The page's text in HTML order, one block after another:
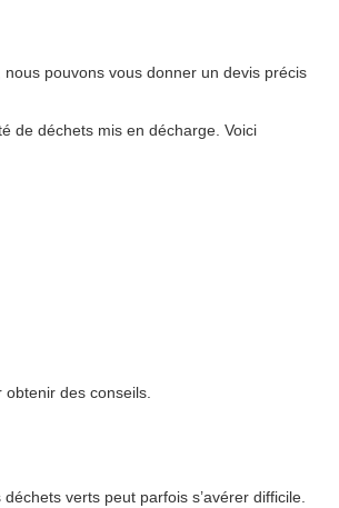
pouvons vous donner un devis précis
de déchets mis en décharge. Voici
des conseils.
verts peut parfois s’avérer difficile.